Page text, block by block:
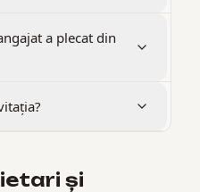
a plecat din
și